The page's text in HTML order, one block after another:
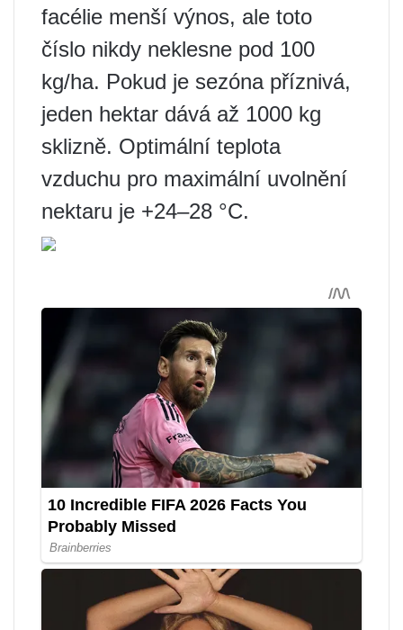
facélie menší výnos, ale toto
číslo nikdy neklesne pod 100
kg/ha. Pokud je sezóna příznivá,
jeden hektar dává až 1000 kg
sklizně. Optimální teplota
vzduchu pro maximální uvolnění
nektaru je +24–28 °C.